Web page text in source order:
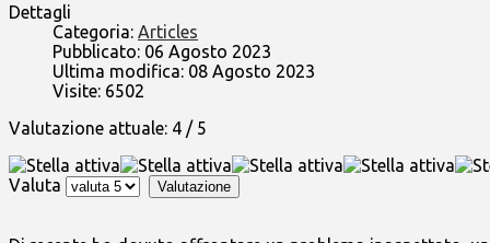
Dettagli
Categoria: Articles
Pubblicato: 06 Agosto 2023
Ultima modifica: 08 Agosto 2023
Visite: 6502
Valutazione attuale: 4 / 5
Valuta